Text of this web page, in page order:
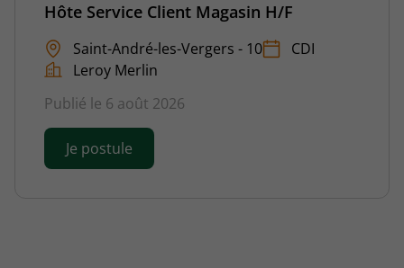
Hôte Service Client Magasin H/F
Saint-André-les-Vergers - 10
CDI
Leroy Merlin
Publié le 6 août 2026
Je postule